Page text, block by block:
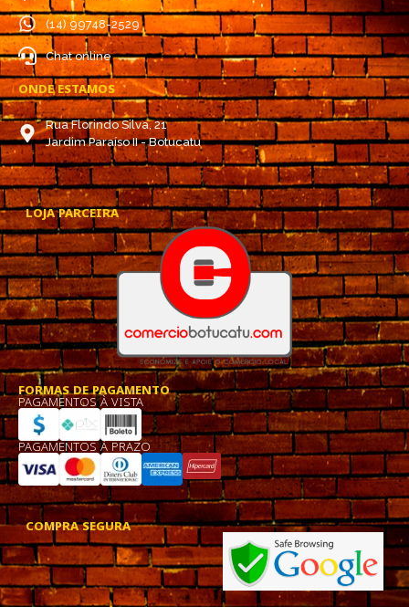
(14) 99748-2529
Chat online
ONDE ESTAMOS
Rua Florindo Silva, 21
Jardim Paraíso II - Botucatu
LOJA PARCEIRA
FORMAS DE PAGAMENTO
PAGAMENTOS À VISTA
PAGAMENTOS À PRAZO
COMPRA SEGURA